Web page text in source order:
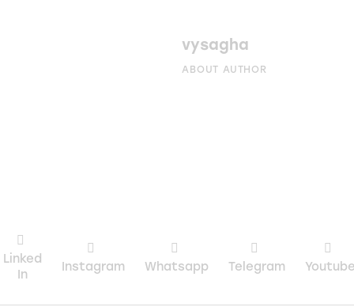
vysagha
ABOUT AUTHOR
Linked
In
Instagram Whatsapp Telegram